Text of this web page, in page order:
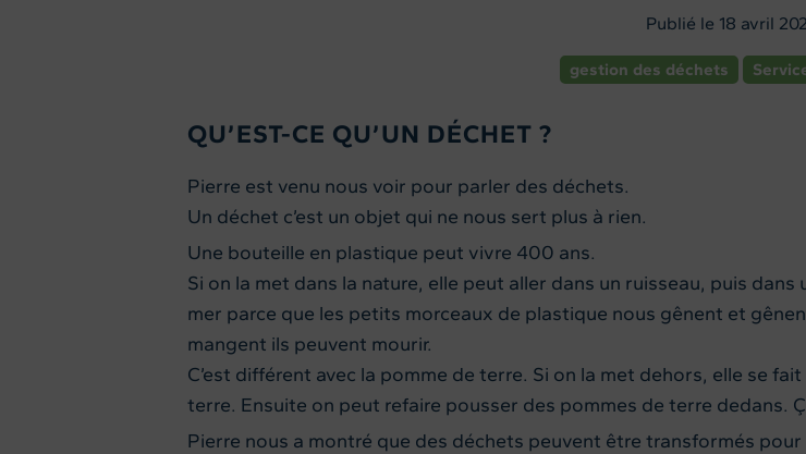
Publié le 18 avril
gestion des déchets
QU’EST-CE QU’UN DÉCHET ?
Pierre est venu nous voir pour parler des déchets.
Un déchet c’est un objet qui ne nous sert plus à rien.
Une bouteille en plastique peut vivre 400 ans.
Si on la met dans la nature, elle peut aller dans un ruisseau, puis
mer parce que les petits morceaux de plastique nous gênent et
mangent ils peuvent mourir.
C’est différent avec la pomme de terre. Si on la met dehors, elle se
terre. Ensuite on peut refaire pousser des pommes de terre dedans.
Pierre nous a montré que des déchets peuvent être transformés